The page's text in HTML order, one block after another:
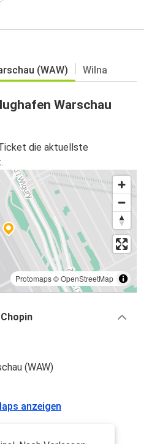
(WAW) Wilna
Warschau
die aktuellste
Protomaps©OpenStreetMap
(WAW)
anzeigen